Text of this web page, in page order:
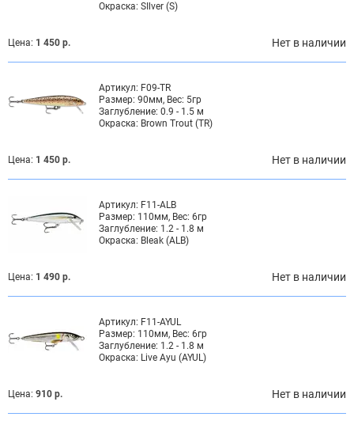
Окраска: SIlver (S)
Цена: 1 450 р. Нет в наличии
Артикул: F09-TR
Размер: 90мм, Вес: 5гр
Заглубление: 0.9 - 1.5 м
Окраска: Brown Trout (TR)
Цена: 1 450 р. Нет в наличии
Артикул: F11-ALB
Размер: 110мм, Вес: 6гр
Заглубление: 1.2 - 1.8 м
Окраска: Bleak (ALB)
Цена: 1 490 р. Нет в наличии
Артикул: F11-AYUL
Размер: 110мм, Вес: 6гр
Заглубление: 1.2 - 1.8 м
Окраска: Live Ayu (AYUL)
Цена: 910 р. Нет в наличии